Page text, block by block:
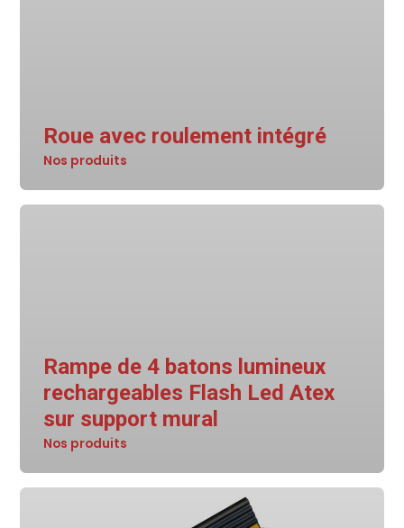
Roue avec roulement intégré
Nos produits
Rampe de 4 batons lumineux
rechargeables Flash Led Atex
sur support mural
Nos produits